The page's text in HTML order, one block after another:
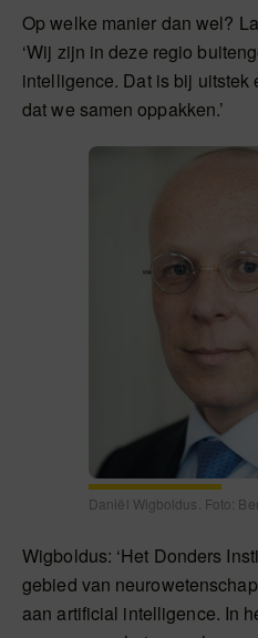
Op welke manier dan wel?
‘Wij zijn in deze regio
intelligence. Dat is bij uitstek
dat we samen oppakken.’
Daniël Wigboldus. Foto:
Wigboldus: ‘Het Donders
gebied van
aan artificial intelligence. In